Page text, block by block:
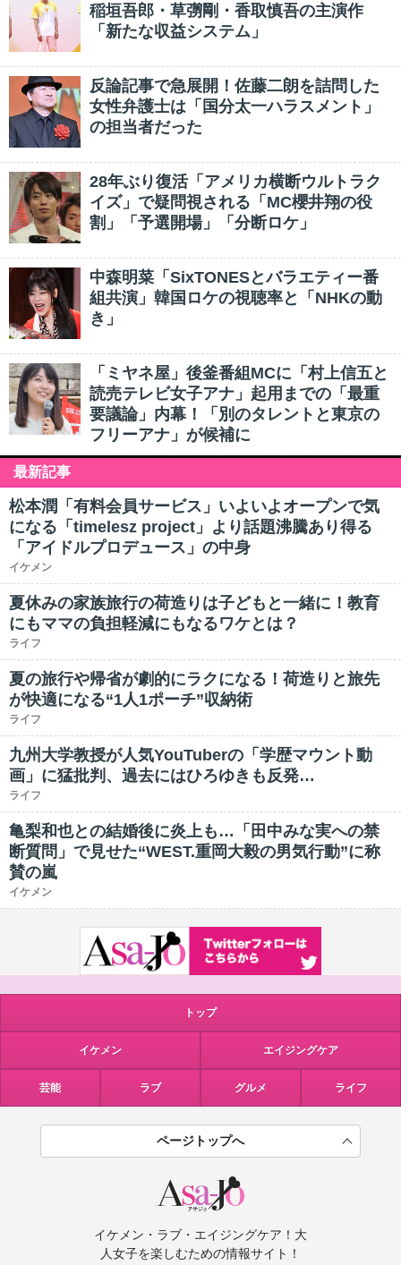
稲垣吾郎・草彅剛・香取慎吾の主演作
「新たな収益システム」
反論記事で急展開！佐藤二朗を詰問した
女性弁護士は「国分太一ハラスメント」
の担当者だった
28年ぶり復活「アメリカ横断ウルトラク
イズ」で疑問視される「MC櫻井翔の役
割」「予選開場」「分断ロケ」
中森明菜「SixTONESとバラエティー番
組共演」韓国ロケの視聴率と「NHKの動
き」
「ミヤネ屋」後釜番組MCに「村上信五と
読売テレビ女子アナ」起用までの「最重
要議論」内幕！「別のタレントと東京の
フリーアナ」が候補に
最新記事
松本潤「有料会員サービス」いよいよオープンで気
になる「timelesz project」より話題沸騰あり得る
「アイドルプロデュース」の中身
イケメン
夏休みの家族旅行の荷造りは子どもと一緒に！教育
にもママの負担軽減にもなるワケとは？
ライフ
夏の旅行や帰省が劇的にラクになる！荷造りと旅先
が快適になる“1人1ポーチ”収納術
ライフ
九州大学教授が人気YouTuberの「学歴マウント動
画」に猛批判、過去にはひろゆきも反発…
ライフ
亀梨和也との結婚後に炎上も…「田中みな実への禁
断質問」で見せた“WEST.重岡大毅の男気行動”に称
賛の嵐
イケメン
トップ
イケメン エイジングケア
芸能 ラブ グルメ ライフ
ページトップへ
イケメン・ラブ・エイジングケア！大
人女子を楽しむための情報サイト！